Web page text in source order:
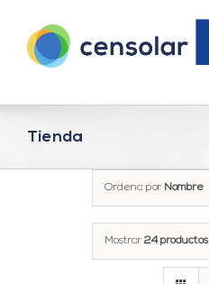
contenido
Tienda
Ordena por Nombre
Mostrar 24 productos